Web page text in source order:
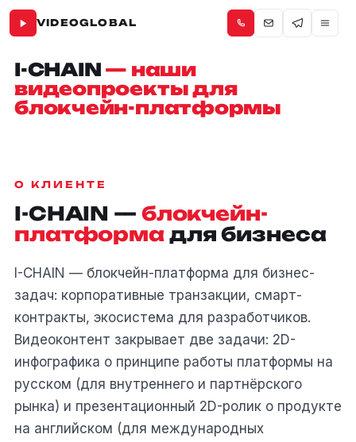
VIDEOGLOBAL
I-CHAIN — наши
видеопроекты для
блокчейн-платформы
О КЛИЕНТЕ
I-CHAIN — блокчейн-
платформадля бизнеса
I-CHAIN — блокчейн-платформа для бизнес-
задач: корпоративные транзакции, смарт-
контракты, экосистема для разработчиков.
Видеоконтент закрывает две задачи: 2D-
инфографика о принципе работы платформы на
русском (для внутреннего и партнёрского
рынка) и презентационный 2D-ролик о продукте
на английском (для международных